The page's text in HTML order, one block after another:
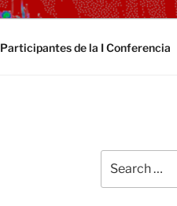
Participantes de la I Conferencia
for: